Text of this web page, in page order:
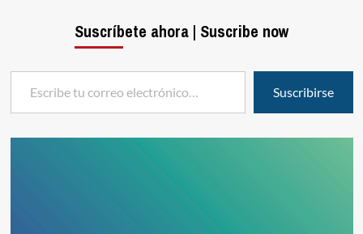
Suscríbete ahora | Suscribe now
Escribe tu correo electrónico…
Suscribirse